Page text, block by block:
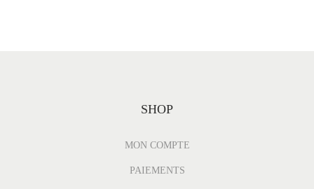
SHOP
MON COMPTE
PAIEMENTS